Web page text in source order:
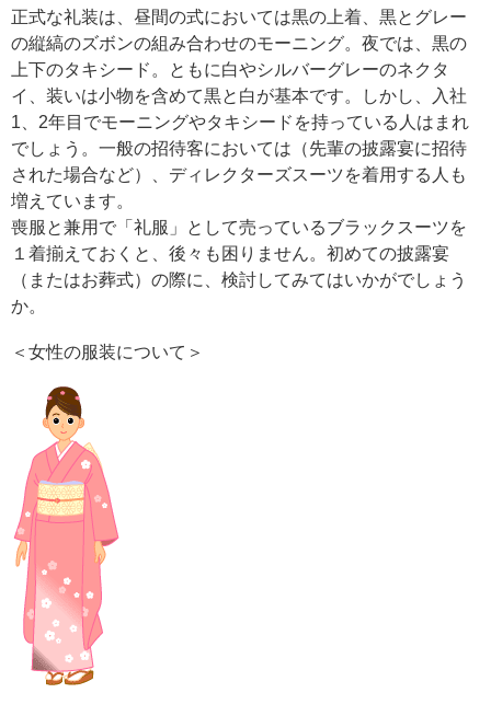
正式な礼装は、昼間の式においては黒の上着、黒とグレー
の縦縞のズボンの組み合わせのモーニング。夜では、黒の
上下のタキシード。ともに白やシルバーグレーのネクタ
イ、装いは小物を含めて黒と白が基本です。しかし、入社
1、2年目でモーニングやタキシードを持っている人はまれ
でしょう。一般の招待客においては（先輩の披露宴に招待
された場合など）、ディレクターズスーツを着用する人も
増えています。
喪服と兼用で「礼服」として売っているブラックスーツを
１着揃えておくと、後々も困りません。初めての披露宴
（またはお葬式）の際に、検討してみてはいかがでしょう
か。
＜女性の服装について＞